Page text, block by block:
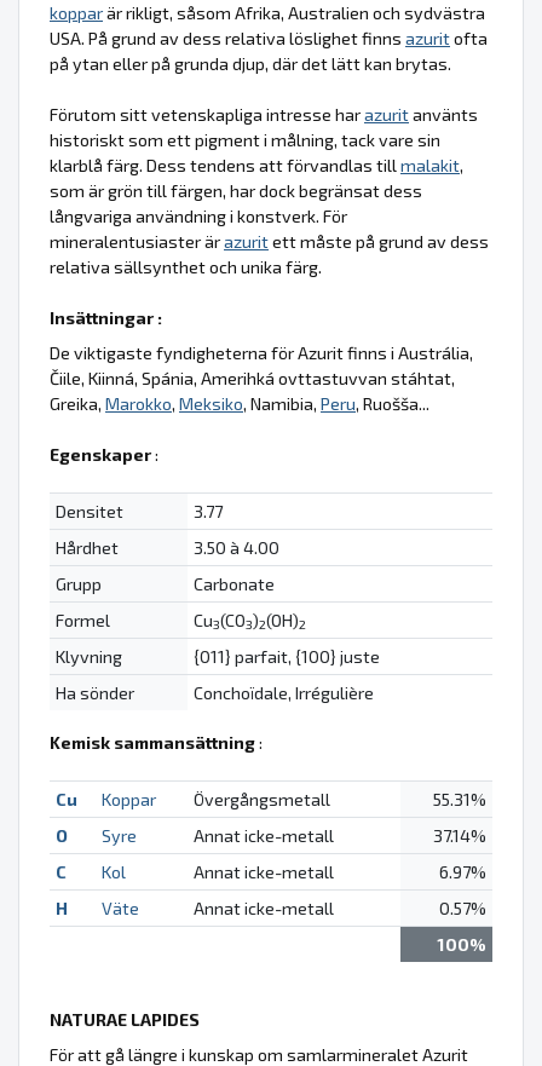
kopparär rikligt, såsom Afrika, Australien och sydvästra
USA. På grund av dess relativa löslighet finns azuritofta
på ytan eller på grunda djup, där det lätt kan brytas.
Förutom sitt vetenskapliga intresse harazuritanvänts
historiskt som ett pigment i målning, tack vare sin
klarblå färg. Dess tendens att förvandlas till malakit,
som är grön till färgen, har dock begränsat dess
långvariga användning i konstverk. För
mineralentusiaster ärazuritett måste på grund av dess
relativa sällsynthet och unika färg.
Insättningar :
De viktigaste fyndigheterna för Azurit finns i Austrália,
Čiile, Kiinná, Spánia, Amerihká ovttastuvvan stáhtat,
Greika, Marokko, Meksiko, Namibia, Peru, Ruošša...
Egenskaper:
Densitet
3.77
Hårdhet
3.50 à 4.00
Grupp
Carbonate
Formel
Cu3(CO3)2(OH)2
Klyvning
{011} parfait, {100} juste
Ha sönder
Conchoïdale, Irrégulière
Kemisk sammansättning:
Cu Koppar Övergångsmetall
55.31%
O
Syre Annat icke-metall
37.14%
C
Kol Annat icke-metall
6.97%
H
Väte Annat icke-metall
0.57%
100%
NATURAE LAPIDES
För att gå längre i kunskap om samlarmineralet Azurit